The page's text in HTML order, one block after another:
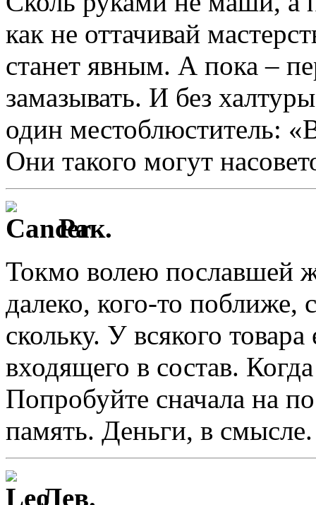
как не оттачивай
станет явным. А пока –
замазывать. И без
один местоблюститель:
Они такого могут
Рак.
Токмо волею пославшей
далеко, кого-то
скольку. У всякого
входящего в состав.
Попробуйте сначала на
память. Деньги, в смысле.
Лев.